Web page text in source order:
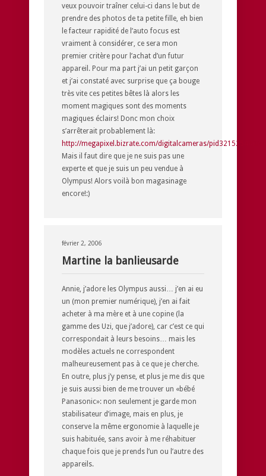
veux pouvoir traîner celui-ci dans le but de
prendre des photos de ta petite fille, eh bien
le facteur rapidité de l’auto focus est
vraiment à considérer, ce sera mon
premier critère pour l’achat d’un futur
appareil. Pour ma part j’ai un petit garçon
et j’ai constaté avec surprise que ça bouge
très vite ces petites bêtes là alors les
moment magiques sont des moments
magiques éclairs! Donc mon choix
s’arrêterait probablement là:
http://megapixel.bizrate.com/digitalcameras/pid321525440/
Mais il faut dire que je ne suis pas une
experte et que je suis un peu vendue à
Olympus! Alors voilà bon magasinage
encore!:)
février 2, 2006
Martine la banlieusarde
Annie, j’adore les Olympus aussi… j’en ai eu
un (mon premier numérique), j’en ai fait
acheter à ma mère et à une copine (la
gamme des Uzi, que j’adore), car c’est ce qui
correspondait à leurs besoins… mais les
modèles actuels ne correspondent
malheureusement pas à ce que je cherche.
En outre, plus j’y pense, et plus je me dis que
je suis aussi bien de me trouver un «bébé
Panasonic»: non seulement je garde mon
stabilisateur d’image, mais en plus, je
conserve la même ergonomie à laquelle je
suis habituée, sans avoir à me réhabituer
chaque fois que je prends l’un ou l’autre des
appareils.